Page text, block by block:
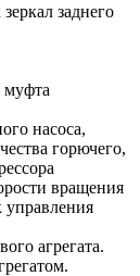
заднего
муфта
насоса,
горючего,
вращения
управления
агрегата.